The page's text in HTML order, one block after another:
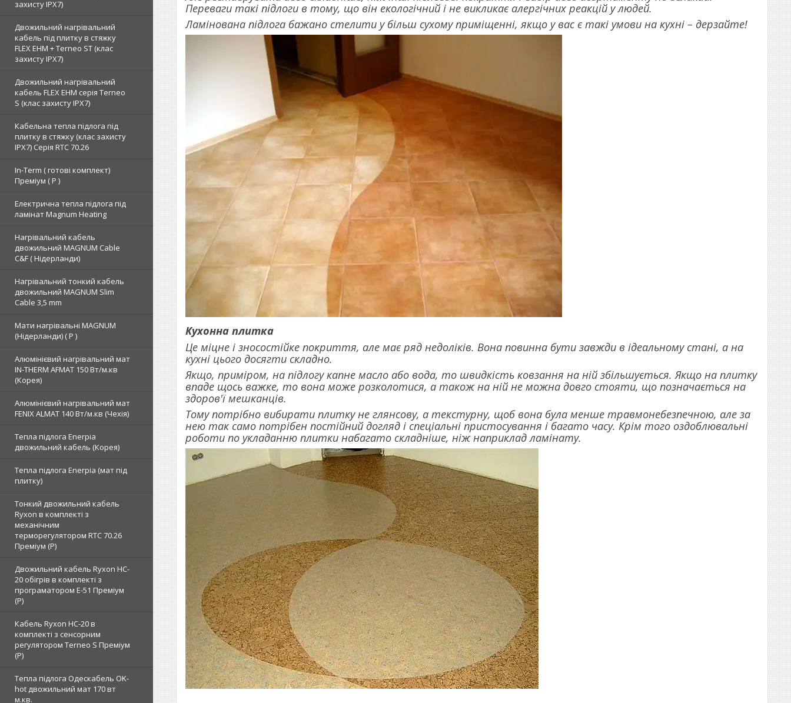
захисту IPX7)
Двожильний нагрівальний
кабель під плитку в стяжку
FLEX EHM + Terneo ST (клас
захисту IPX7)
Двожильний нагрівальний
кабель FLEX EHM серія Terneo
S (клас захисту IPX7)
Кабельна тепла підлога під
плитку в стяжку (клас захисту
IPX7) Серія RTC 70.26
In-Term ( готові комплект)
Преміум ( Р )
Електрична тепла підлога під
ламінат Magnum Heating
Нагрівальний кабель
двожильний MAGNUM Cable
C&F ( Нідерланди)
Нагрівальний тонкий кабель
двожильний MAGNUM Slim
Cable 3,5 mm
Мати нагрівальні MAGNUM
(Нідерланди) ( Р )
Алюмінієвий нагрівальний мат
IN-THERM AFMAT 150 Вт/м.кв
(Корея)
Алюмінієвий нагрівальний мат
FENIX ALMAT 140 Вт/м.кв (Чехія)
Тепла підлога Enerpia
двожильний кабель (Корея)
Тепла підлога Enerpia (мат під
плитку)
Тонкий двожильний кабель
Ryxon в комплекті з
механічним
терморегулятором RTC 70.26
Преміум (Р)
Двожильний кабель Ryxon HC-
20 обігрів в комплекті з
програматором E-51 Преміум
(Р)
Кабель Ryxon HC-20 в
комплекті з сенсорним
регулятором Terneo S Преміум
(Р)
Тепла підлога Одескабель OK-
hot двожильний мат 170 вт
м.кв.
Переваги такі підлоги в тому, що він екологічний і не викликає алергічних реакцій у людей.
Ламінована підлога бажано стелити у більш сухому приміщенні, якщо у вас є такі умови на кухні – дерзайте!
Кухонна плитка
Це міцне і зносостійке покриття, але має ряд недоліків. Вона повинна бути завжди в ідеальному стані, а на
кухні цього досягти складно.
Якщо, приміром, на підлогу капне масло або вода, то швидкість ковзання на ній збільшується. Якщо на плитку
впаде щось важке, то вона може розколотися, а також на ній не можна довго стояти, що позначається на
здоров'ї мешканців.
Тому потрібно вибирати плитку не глянсову, а текстурну, щоб вона була менше травмонебезпечною, але за
нею так само потрібен постійний догляд і спеціальні пристосування і багато часу. Крім того оздоблювальні
роботи по укладанню плитки набагато складніше, ніж наприклад ламінату.